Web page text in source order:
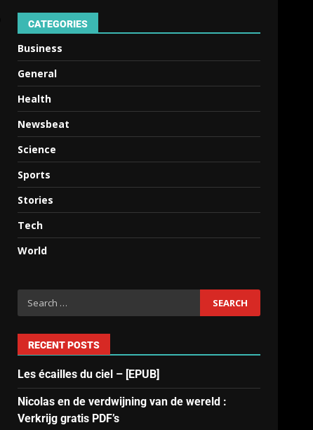
CATEGORIES
Business
General
Health
Newsbeat
Science
Sports
Stories
Tech
World
RECENT POSTS
Les écailles du ciel – [EPUB]
Nicolas en de verdwijning van de wereld :
Verkrijg gratis PDF’s